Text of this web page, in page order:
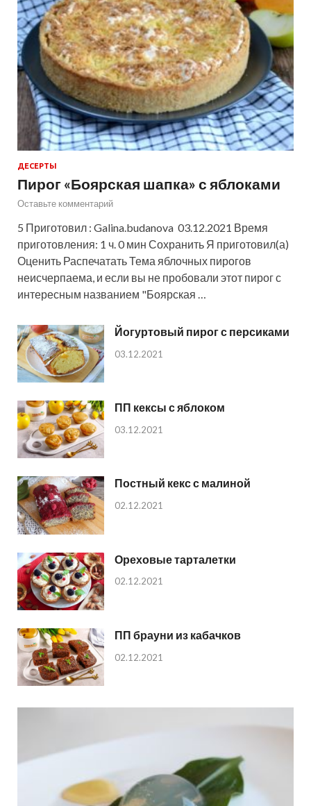
ДЕСЕРТЫ
Пирог «Боярская шапка» с яблоками
Оставьте комментарий
5 Приготовил : Galina.budanova 03.12.2021 Время
приготовления: 1 ч. 0 мин Сохранить Я приготовил(а)
Оценить Распечатать Тема яблочных пирогов
неисчерпаема, и если вы не пробовали этот пирог с
интересным названием "Боярская …
Йогуртовый пирог с персиками
03.12.2021
ПП кексы с яблоком
03.12.2021
Постный кекс с малиной
02.12.2021
Ореховые тарталетки
02.12.2021
ПП брауни из кабачков
02.12.2021